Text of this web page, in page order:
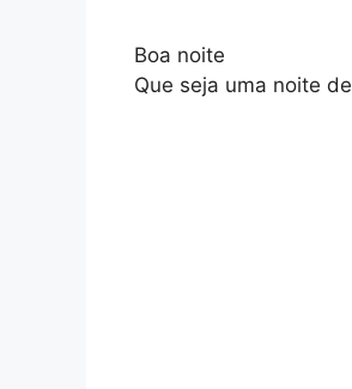
Boa noite
Que seja uma noite